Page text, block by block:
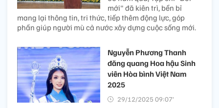
mới" đã kiên trì, bền bỉ
mang lại thông tin, tri thức, tiếp thêm động lực, góp
phần giúp người mù cả nước xây dựng cuộc sống mới.
Nguyễn Phương Thanh
đăng quang Hoa hậu Sinh
viên Hòa bình Việt Nam
2025
29/12/2025 09:07’